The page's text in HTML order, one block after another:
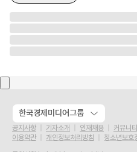
한국경제미디어그룹
공지사항 기자소개 인재채용
커뮤니
이용약관
개인정보처리방침 청소년보호